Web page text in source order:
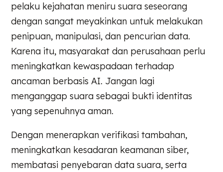
pelaku kejahatan meniru suara seseorang
dengan sangat meyakinkan untuk melakukan
penipuan, manipulasi, dan pencurian data.
Karena itu, masyarakat dan perusahaan perlu
meningkatkan kewaspadaan terhadap
ancaman berbasis AI. Jangan lagi
menganggap suara sebagai bukti identitas
yang sepenuhnya aman.
Dengan menerapkan verifikasi tambahan,
meningkatkan kesadaran keamanan siber,
membatasi penyebaran data suara, serta